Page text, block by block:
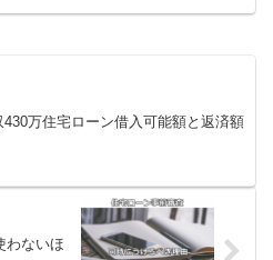
て武器にならない部分を価値観の差
430万住宅ローン借入可能額と返済額
わないほ